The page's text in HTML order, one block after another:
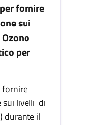
fornire
sui
per
fornire
sui livelli di
durante il